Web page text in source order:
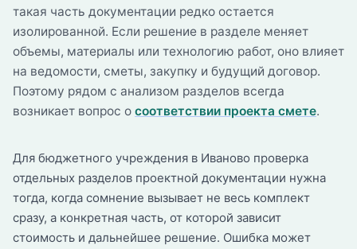
такая часть документации редко остается
изолированной. Если решение в разделе меняет
объемы, материалы или технологию работ, оно влияет
на ведомости, сметы, закупку и будущий договор.
Поэтому рядом с анализом разделов всегда
возникает вопрос о соответствии проекта смете.
Для бюджетного учреждения в Иваново проверка
отдельных разделов проектной документации нужна
тогда, когда сомнение вызывает не весь комплект
сразу, а конкретная часть, от которой зависит
стоимость и дальнейшее решение. Ошибка может